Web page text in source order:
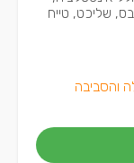
שליכט, טייח
והסביבה